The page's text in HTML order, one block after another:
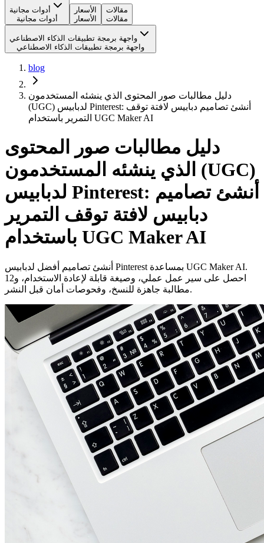
أدوات مجانية
أدوات مجانية
الأسعار
الأسعار
مقالات
مقالات
واجهة برمجة تطبيقات الذكاء الاصطناعي
واجهة برمجة تطبيقات الذكاء الاصطناعي
blog
دليل مطالبات صور المحتوى الذي ينشئه المستخدمون
(UGC) لدبابيس Pinterest: أنشئ تصاميم دبابيس لافتة توقف
التمرير باستخدام UGC Maker AI
دليل مطالبات صور المحتوى
الذي ينشئه المستخدمون (UGC)
لدبابيس Pinterest: أنشئ تصاميم
دبابيس لافتة توقف التمرير
باستخدام UGC Maker AI
أنشئ تصاميم أفضل لدبابيس Pinterest بمساعدة UGC Maker AI.
احصل على سير عمل عملي، وصيغة قابلة لإعادة الاستخدام، و12
مطالبة جاهزة للنسخ، وفحوصات أمان قبل النشر.